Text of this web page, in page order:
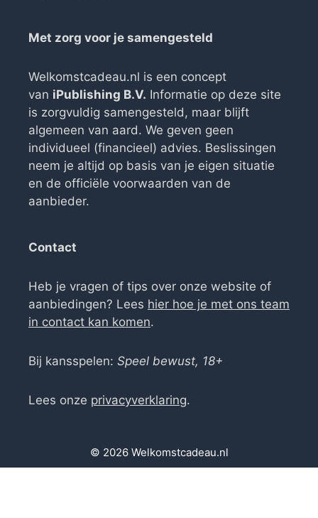
Met zorg voor je samengesteld
Welkomstcadeau.nl is een concept
van iPublishing B.V. Informatie op deze site
is zorgvuldig samengesteld, maar blijft
algemeen van aard. We geven geen
individueel (financieel) advies. Beslissingen
neem je altijd op basis van je eigen situatie
en de officiële voorwaarden van de
aanbieder.
Contact
Heb je vragen of tips over onze website of
aanbiedingen? Lees hier hoe je met ons team
in contact kan komen.
Bij kansspelen: Speel bewust, 18+
Lees onze privacyverklaring.
© 2026 Welkomstcadeau.nl